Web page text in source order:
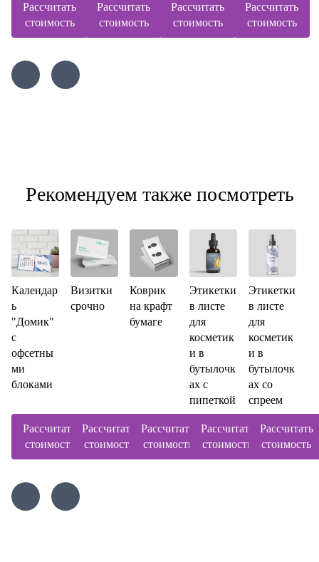
Рассчитать
стоимость
Рассчитать
стоимость
Рассчитать
стоимость
Рассчитать
стоимость
Рекомендуем также посмотреть
Календар
ь
"Домик"
с
офсетны
ми
блоками
Рассчитать
стоимость
Визитки
срочно
Рассчитать
стоимость
Коврик
на крафт
бумаге
Рассчитать
стоимость
Этикетки
в листе
для
косметик
и в
бутылочк
ах с
пипеткой
Рассчитать
стоимость
Этикетки
в листе
для
косметик
и в
бутылочк
ах со
спреем
Рассчитать
стоимость